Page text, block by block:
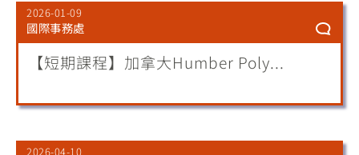
2026-01-09
國際事務處
【短期課程】加拿大Humber Poly...
2026-04-10